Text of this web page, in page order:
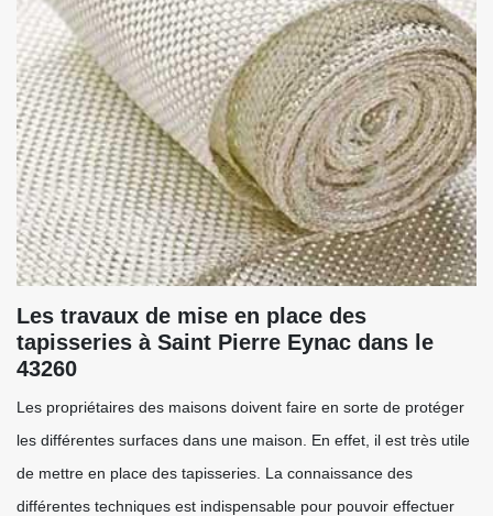
Les travaux de mise en place des
tapisseries à Saint Pierre Eynac dans le
43260
Les propriétaires des maisons doivent faire en sorte de protéger
les différentes surfaces dans une maison. En effet, il est très utile
de mettre en place des tapisseries. La connaissance des
différentes techniques est indispensable pour pouvoir effectuer